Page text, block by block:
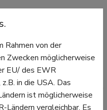
gesund durchs Leben zu
Säuglinge
Ausreichend gebildet
- je nach
draußen verbringt und
unbedeckt sind.
D dann gebildet wird, wenn
groß sind - dann ist die
Rahmen von der
Zwecken möglicherweise
EU/ des EWR
in die USA. Das
ist möglicherweise
Ländern vergleichbar. Es